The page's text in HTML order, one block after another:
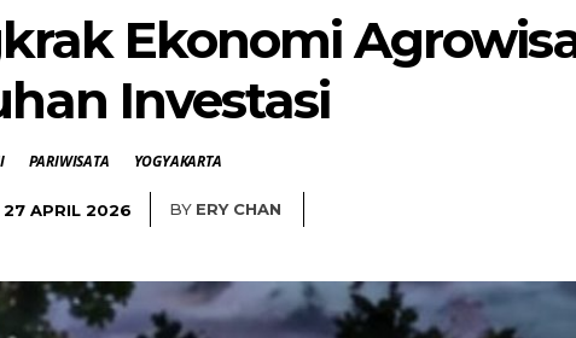
Ekonomi
Investasi
PARIWISATA YOGYAKARTA
27 APRIL 2026 BY ERY CHAN